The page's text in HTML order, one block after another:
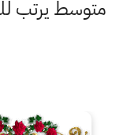
متوسط يرتب